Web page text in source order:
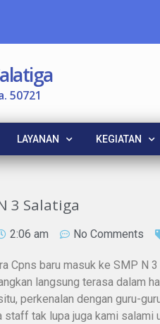
50721
LAYANAN KEGIATAN
3 Salatiga
2:06 am No Comments
Cpns baru masuk ke SMP N
langsung terasa dalam
perkenalan dengan guru-
tak lupa juga kami